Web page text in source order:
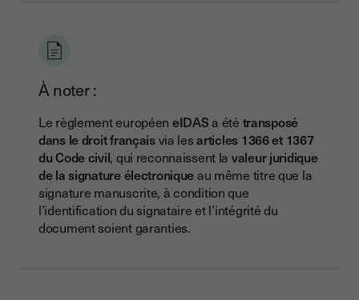
À noter :
Le règlement européen eIDASa été transposé
dans le droit françaisvia lesarticles 1366 et 1367
du Code civil, qui reconnaissent la valeur juridique
de la signature électroniqueau même titre que la
signature manuscrite, à condition que
l’identification du signataire et l’intégrité du
document soient garanties.